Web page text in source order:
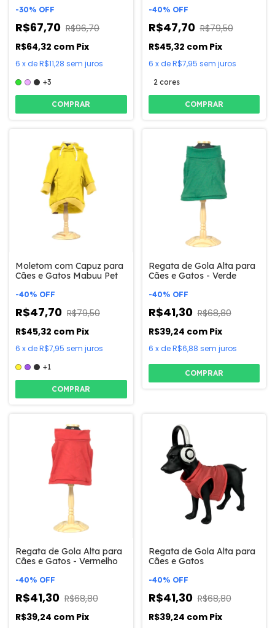
-30% OFF
R$67,70 R$96,70
R$64,32 com Pix
6 x deR$11,28 sem juros
+3
COMPRAR
-40% OFF
R$47,70 R$79,50
R$45,32 com Pix
6 x deR$7,95 sem juros
2 cores
COMPRAR
Moletom com Capuz para
Cães e Gatos Mabuu Pet
-40% OFF
R$47,70 R$79,50
R$45,32 com Pix
6 x deR$7,95 sem juros
+1
COMPRAR
Regata de Gola Alta para
Cães e Gatos - Verde
-40% OFF
R$41,30 R$68,80
R$39,24 com Pix
6 x deR$6,88 sem juros
COMPRAR
Regata de Gola Alta para
Cães e Gatos - Vermelho
-40% OFF
R$41,30 R$68,80
R$39,24 com Pix
Regata de Gola Alta para
Cães e Gatos
-40% OFF
R$41,30 R$68,80
R$39,24 com Pix